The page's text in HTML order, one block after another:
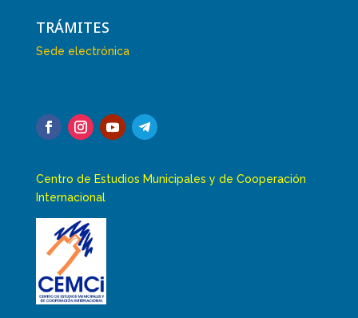
TRÁMITES
Sede electrónica
Centro de Estudios Municipales y de Cooperación
Internacional